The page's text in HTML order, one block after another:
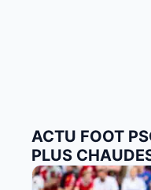
ACTU FOOT
PLUS